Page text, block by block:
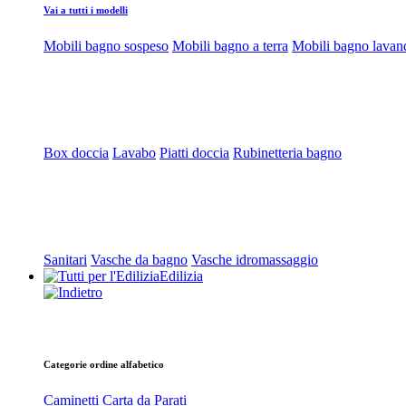
Vai a tutti i modelli
Mobili bagno sospeso Mobili bagno a terra Mobili bagno
Box doccia Lavabo Piatti doccia Rubinetteria bagno
Sanitari Vasche da bagno Vasche idromassaggio
Edilizia
Categorie ordine alfabetico
Caminetti Carta da Parati